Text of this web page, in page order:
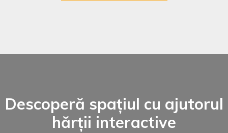
Descoperă spațiul cu ajutorul
hărții interactive